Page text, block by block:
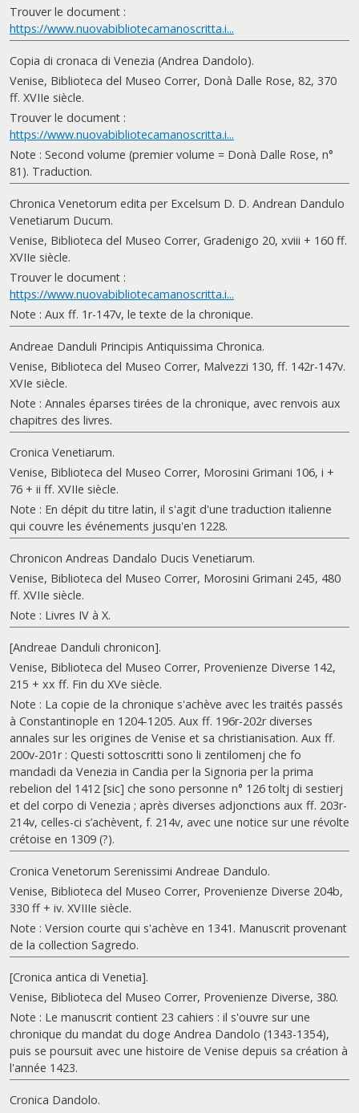
Trouver le document :
https://www.nuovabibliotecamanoscritta.i...
Copia di cronaca di Venezia (Andrea Dandolo).
Venise, Biblioteca del Museo Correr, Donà Dalle Rose, 82, 370
ff. XVIIe siècle.
Trouver le document :
https://www.nuovabibliotecamanoscritta.i...
Note : Second volume (premier volume = Donà Dalle Rose, n°
81). Traduction.
Chronica Venetorum edita per Excelsum D. D. Andrean Dandulo
Venetiarum Ducum.
Venise, Biblioteca del Museo Correr, Gradenigo 20, xviii + 160 ff.
XVIIe siècle.
Trouver le document :
https://www.nuovabibliotecamanoscritta.i...
Note : Aux ff. 1r-147v, le texte de la chronique.
Andreae Danduli Principis Antiquissima Chronica.
Venise, Biblioteca del Museo Correr, Malvezzi 130, ff. 142r-147v.
XVIe siècle.
Note : Annales éparses tirées de la chronique, avec renvois aux
chapitres des livres.
Cronica Venetiarum.
Venise, Biblioteca del Museo Correr, Morosini Grimani 106, i +
76 + ii ff. XVIIe siècle.
Note : En dépit du titre latin, il s'agit d'une traduction italienne
qui couvre les événements jusqu'en 1228.
Chronicon Andreas Dandalo Ducis Venetiarum.
Venise, Biblioteca del Museo Correr, Morosini Grimani 245, 480
ff. XVIIe siècle.
Note : Livres IV à X.
[Andreae Danduli chronicon].
Venise, Biblioteca del Museo Correr, Provenienze Diverse 142,
215 + xx ff. Fin du XVe siècle.
Note : La copie de la chronique s'achève avec les traités passés
à Constantinople en 1204-1205. Aux ff. 196r-202r diverses
annales sur les origines de Venise et sa christianisation. Aux ff.
200v-201r : Questi sottoscritti sono li zentilomenj che fo
mandadi da Venezia in Candia per la Signoria per la prima
rebelion del 1412 [sic] che sono personne n° 126 toltj di sestierj
et del corpo di Venezia ; après diverses adjonctions aux ff. 203r-
214v, celles-ci s’achèvent, f. 214v, avec une notice sur une révolte
crétoise en 1309 (?).
Cronica Venetorum Serenissimi Andreae Dandulo.
Venise, Biblioteca del Museo Correr, Provenienze Diverse 204b,
330 ff + iv. XVIIIe siècle.
Note : Version courte qui s'achève en 1341. Manuscrit provenant
de la collection Sagredo.
[Cronica antica di Venetia].
Venise, Biblioteca del Museo Correr, Provenienze Diverse, 380.
Note : Le manuscrit contient 23 cahiers : il s'ouvre sur une
chronique du mandat du doge Andrea Dandolo (1343-1354),
puis se poursuit avec une histoire de Venise depuis sa création à
l'année 1423.
Cronica Dandolo.